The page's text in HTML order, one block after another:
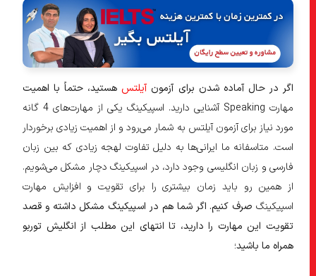
۱۰) در دوره‌های آموزشی شرکت کنید.
۱۱) جمع‌بندی
۱۳) بهترین روش برای تقویت مهارت اسپیکینگ چیست؟
۱۴) آیا ویدیوهای آموزشی روی تقویت مهارت اسپیکینگ تاثیر می‌گذارند؟
۱۵) چطور باید یک پارتنر برای مکالمه زبان پیدا کنیم؟
اگر در حال آماده شدن برای آزمونآیلتسهستید، حتماً با اهمیت
مهارت Speaking آشنایی دارید. اسپیکینگ یکی از مهارت‌های 4 گانه
مورد نیاز برای آزمون آیلتس به شمار می‌رود و از اهمیت زیادی برخوردار
است. متاسفانه ما ایرانی‌ها به دلیل تفاوت لهجه زیادی که بین زبان
فارسی و زبان انگلیسی وجود دارد، در اسپیکینگ دچار مشکل می‌شویم.
از همین رو باید زمان بیشتری را برای تقویت و افزایش مهارت
اسپیکینگصرف کنیم. اگر شما هم در اسپیکینگ مشکل داشته و قصد
تقویت این مهارت را دارید، تا انتهای این مطلب از انگلیش توربو
همراه ما باشید؛